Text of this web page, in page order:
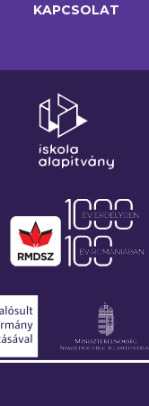
KAPCSOLAT